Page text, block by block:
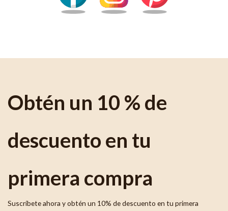
Obtén un 10 % de
descuento en tu
primera compra
Suscríbete ahora y obtén un 10% de descuento en tu primera